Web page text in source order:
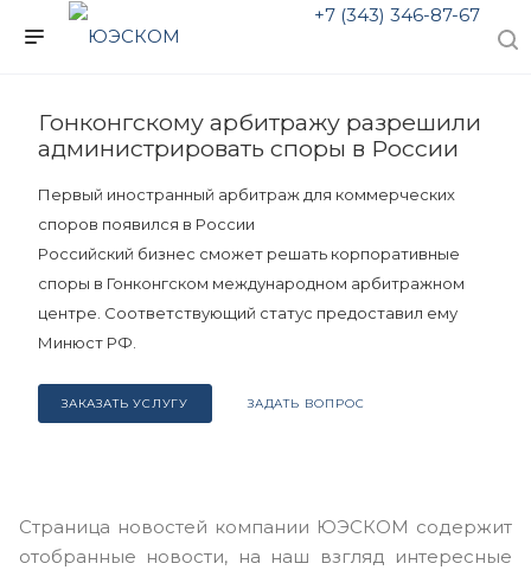
+7 (343) 346-87-67
Гонконгскому арбитражу разрешили
администрировать споры в России
Первый иностранный арбитраж для коммерческих
споров появился в России
Российский бизнес сможет решать корпоративные
споры в Гонконгском международном арбитражном
центре. Соответствующий статус предоставил ему
Минюст РФ.
ЗАКАЗАТЬ УСЛУГУ ЗАДАТЬ ВОПРОС
Страница новостей компании ЮЭСКОМ содержит
отобранные новости, на наш взгляд интересные